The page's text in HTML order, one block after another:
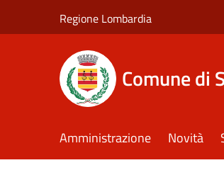
Regione Lombardia
Comune di
Amministrazione Novità